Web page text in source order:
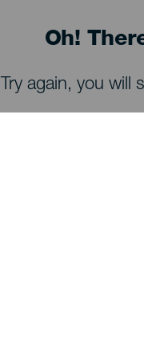
Oh!
Try again, you will